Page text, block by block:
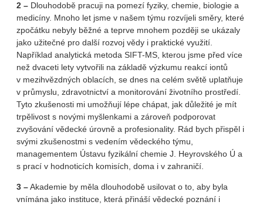
2 – Dlouhodobě pracuji na pomezí fyziky, chemie, biologie a
medicíny. Mnoho let jsme v našem týmu rozvíjeli směry, které
zpočátku nebyly běžné a teprve mnohem později se ukázaly
jako užitečné pro další rozvoj vědy i praktické využití.
Například analytická metoda SIFT-MS, kterou jsme před více
než dvaceti lety vytvořili na základě výzkumu reakcí iontů
v mezihvězdných oblacích, se dnes na celém světě uplatňuje
v průmyslu, zdravotnictví a monitorování životního prostředí.
Tyto zkušenosti mi umožňují lépe chápat, jak důležité je mít
trpělivost s novými myšlenkami a zároveň podporovat
zvyšování vědecké úrovně a profesionality. Rád bych přispěl i
svými zkušenostmi s vedením vědeckého týmu,
managementem Ústavu fyzikální chemie J. Heyrovského Ú a
s prací v hodnoticích komisích, doma i v zahraničí.
3 –Akademie by měla dlouhodobě usilovat o to, aby byla
vnímána jako instituce, která přináší vědecké poznání i